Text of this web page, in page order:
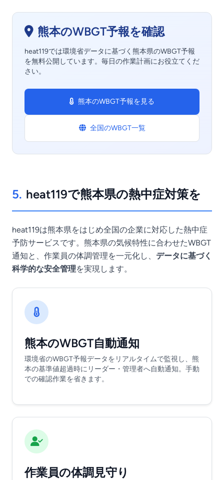
熊本のWBGT予報を確認
heat119では環境省データに基づく熊本県のWBGT予報
を無料公開しています。毎日の作業計画にお役立てくだ
さい。
熊本のWBGT予報を見る
全国のWBGT一覧
5. heat119で熊本県の熱中症対策を
heat119は熊本県をはじめ全国の企業に対応した熱中症
予防サービスです。熊本県の気候特性に合わせたWBGT
通知と、作業員の体調管理を一元化し、 データに基づく
科学的な安全管理を実現します。
熊本のWBGT自動通知
環境省のWBGT予報データをリアルタイムで監視し、熊
本の基準値超過時にリーダー・管理者へ自動通知。手動
での確認作業を省きます。
作業員の体調見守り